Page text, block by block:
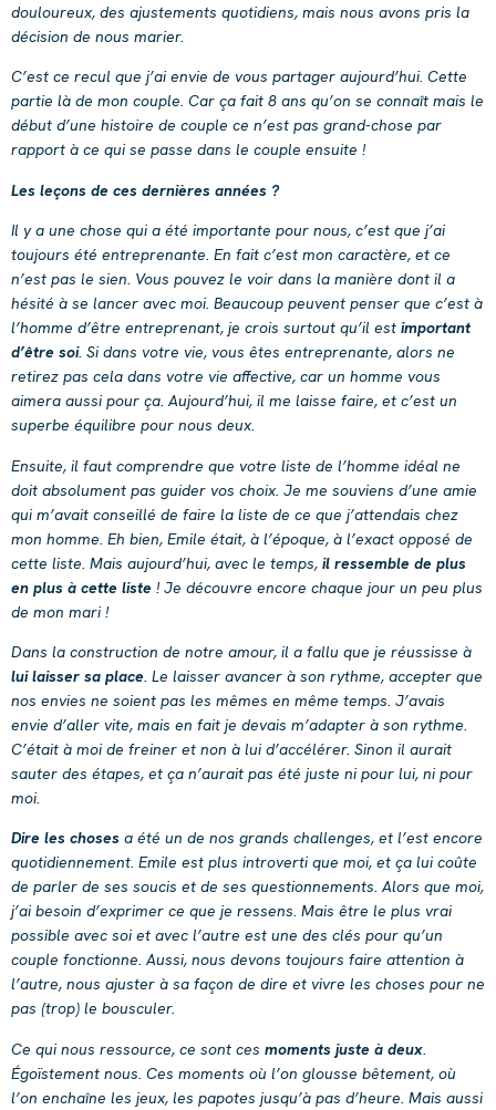
douloureux, des ajustements quotidiens, mais nous avons pris la
décision de nous marier.
C’est ce recul que j’ai envie de vous partager aujourd’hui. Cette
partie là de mon couple. Car ça fait 8 ans qu’on se connaît mais le
début d’une histoire de couple ce n’est pas grand-chose par
rapport à ce qui se passe dans le couple ensuite !
Les leçons de ces dernières années ?
Il y a une chose qui a été importante pour nous, c’est que j’ai
toujours été entreprenante. En fait c’est mon caractère, et ce
n’est pas le sien. Vous pouvez le voir dans la manière dont il a
hésité à se lancer avec moi. Beaucoup peuvent penser que c’est à
l’homme d’être entreprenant, je crois surtout qu’il est important
d’être soi. Si dans votre vie, vous êtes entreprenante, alors ne
retirez pas cela dans votre vie affective, car un homme vous
aimera aussi pour ça. Aujourd’hui, il me laisse faire, et c’est un
superbe équilibre pour nous deux.
Ensuite, il faut comprendre que votre liste de l’homme idéal ne
doit absolument pas guider vos choix. Je me souviens d’une amie
qui m’avait conseillé de faire la liste de ce que j’attendais chez
mon homme. Eh bien, Emile était, à l’époque, à l’exact opposé de
cette liste. Mais aujourd’hui, avec le temps, il ressemble de plus
en plus à cette liste ! Je découvre encore chaque jour un peu plus
de mon mari !
Dans la construction de notre amour, il a fallu que je réussisse à
lui laisser sa place. Le laisser avancer à son rythme, accepter que
nos envies ne soient pas les mêmes en même temps. J’avais
envie d’aller vite, mais en fait je devais m’adapter à son rythme.
C’était à moi de freiner et non à lui d’accélérer. Sinon il aurait
sauter des étapes, et ça n’aurait pas été juste ni pour lui, ni pour
moi.
Dire les choses a été un de nos grands challenges, et l’est encore
quotidiennement. Emile est plus introverti que moi, et ça lui coûte
de parler de ses soucis et de ses questionnements. Alors que moi,
j’ai besoin d’exprimer ce que je ressens. Mais être le plus vrai
possible avec soi et avec l’autre est une des clés pour qu’un
couple fonctionne. Aussi, nous devons toujours faire attention à
l’autre, nous ajuster à sa façon de dire et vivre les choses pour ne
pas (trop) le bousculer.
Ce qui nous ressource, ce sont ces moments juste à deux.
Égoïstement nous. Ces moments où l’on glousse bêtement, où
l’on enchaîne les jeux, les papotes jusqu’à pas d’heure. Mais aussi